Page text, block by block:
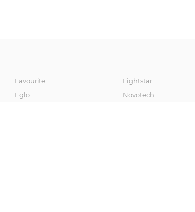
Favourite
Eglo
Lightstar
Novotech